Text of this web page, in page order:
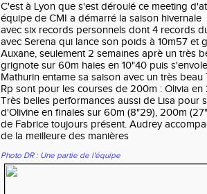
C'est à Lyon que s'est déroulé ce meeting
équipe de CMI a démarré la saison
avec six records personnels dont 4 records
avec Serena qui lance son poids à 10m57 et
Auxane, seulement 2 semaines aprè un très
grignote sur 60m haies en 10"40 puis
Mathurin entame sa saison avec un très
Rp sont pour les courses de 200m : Olivia
Très belles performances aussi de Lisa pour
d'Olivine en finales sur 60m (8"29), 200m
de Fabrice toujours présent. Audrey
de la meilleure des manières
Photo DR : Une partie de l'équipe